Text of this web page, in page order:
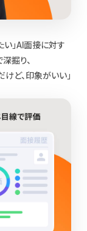
い」AI面接に対す
掘り、
ど、印象がいい」